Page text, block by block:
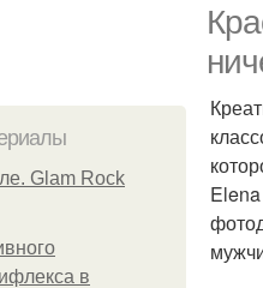
Glam Rock
в